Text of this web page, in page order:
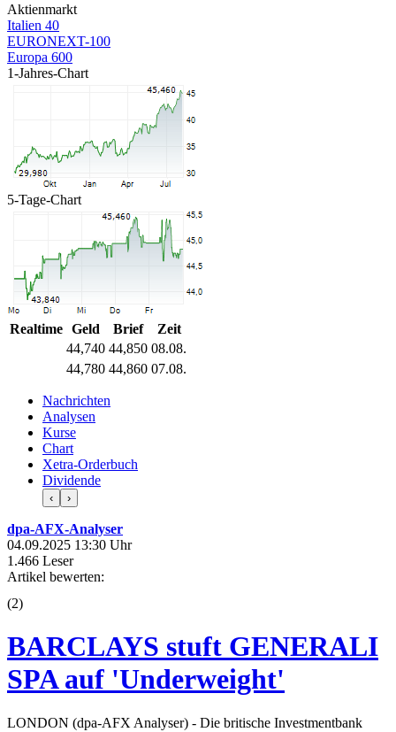
Aktienmarkt
Italien 40
EURONEXT-100
Europa 600
1-Jahres-Chart
5-Tage-Chart
Realtime Geld Brief
Zeit
44,740 44,850 08.08.
44,780 44,860 07.08.
Nachrichten
Analysen
Kurse
Chart
Xetra-Orderbuch
Dividende
‹ ›
dpa-AFX-Analyser
04.09.2025 13:30 Uhr
1.466 Leser
Artikel bewerten:
(2)
BARCLAYS stuft GENERALI
SPA auf 'Underweight'
LONDON (dpa-AFX Analyser) - Die britische Investmentbank